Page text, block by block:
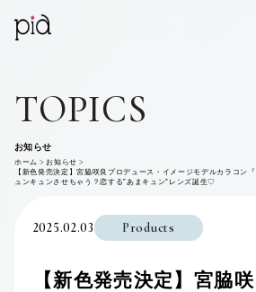
TOPICS
お知らせ
ホーム
お知らせ
【新色発売決定】宮脇咲良プロデュース・イメージモデルカラコン
ュンキュンさせちゃう？恋する”あまキュン”レンズ誕生♡
2025.02.03 Products
【新色発売決定】宮脇